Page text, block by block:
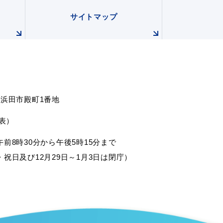
サイトマップ
田市殿町1番地
）
前8時30分から午後5時15分まで
祝日及び12月29日～1月3日は閉庁）